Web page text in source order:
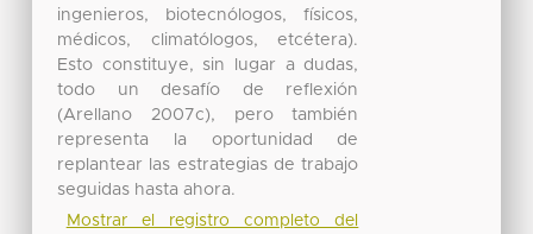
ingenieros, biotecnólogos, físicos,
médicos, climatólogos, etcétera).
Esto constituye, sin lugar a dudas,
todo un desafío de reflexión
(Arellano 2007c), pero también
representa la oportunidad de
replantear las estrategias de trabajo
seguidas hasta ahora.
Mostrar el registro completo del